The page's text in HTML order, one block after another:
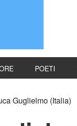
POETI
Guglielmo (Italia)